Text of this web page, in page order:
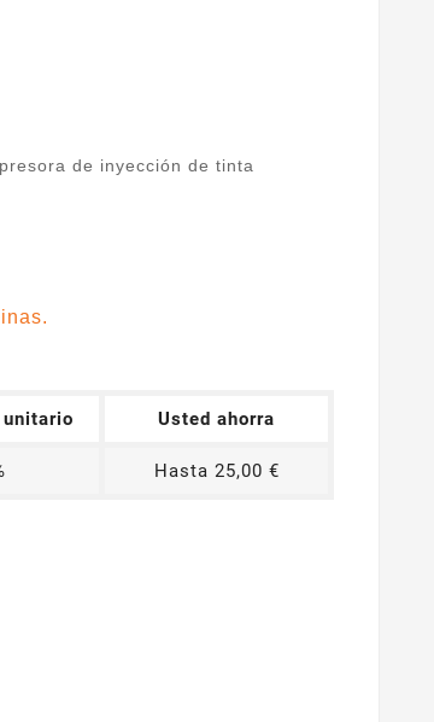
de inyección de tinta
unitario Usted ahorra
Hasta 25,00 €